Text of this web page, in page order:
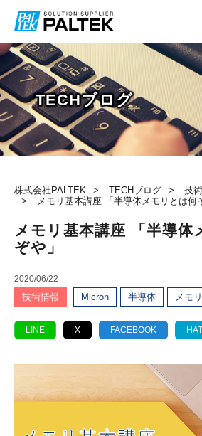
株式会社PALTEK TECHブログ
技
メモリ基本講座 「半導体メモリとは何
TECHブログ
メモリ基本講座 「半導体
ぞや」
2020/06/22
技術情報 Micron 半導体 メモリ
LINE X FACEBOOK